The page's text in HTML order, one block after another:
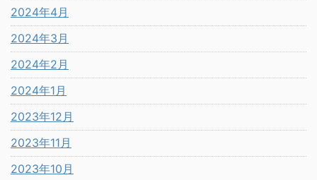
2024年4月
2024年3月
2024年2月
2024年1月
2023年12月
2023年11月
2023年10月